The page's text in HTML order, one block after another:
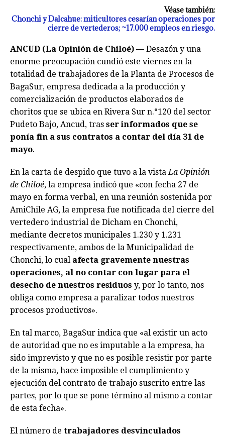
Véase también:
Chonchi y Dalcahue: miticultores cesarían operaciones por
cierre de vertederos; ~17.000 empleos en riesgo.
ANCUD (La Opinión de Chiloé) — Desazón y una
enorme preocupación cundió este viernes en la
totalidad de trabajadores de la Planta de Procesos de
BagaSur, empresa dedicada a la producción y
comercialización de productos elaborados de
choritos que se ubica en Rivera Sur n.°120 del sector
Pudeto Bajo, Ancud, tras ser informados que se
ponía fin a sus contratos a contar del día 31 de
mayo.
En la carta de despido que tuvo a la vistaLa Opinión
de Chiloé, la empresa indicó que «con fecha 27 de
mayo en forma verbal, en una reunión sostenida por
AmiChile AG, la empresa fue notificada del cierre del
vertedero industrial de Dicham en Chonchi,
mediante decretos municipales 1.230 y 1.231
respectivamente, ambos de la Municipalidad de
Chonchi, lo cual afecta gravemente nuestras
operaciones, al no contar con lugar para el
desecho de nuestros residuos y, por lo tanto, nos
obliga como empresa a paralizar todos nuestros
procesos productivos».
En tal marco, BagaSur indica que «al existir un acto
de autoridad que no es imputable a la empresa, ha
sido imprevisto y que no es posible resistir por parte
de la misma, hace imposible el cumplimiento y
ejecución del contrato de trabajo suscrito entre las
partes, por lo que se pone término al mismo a contar
de esta fecha».
El número de trabajadores desvinculados